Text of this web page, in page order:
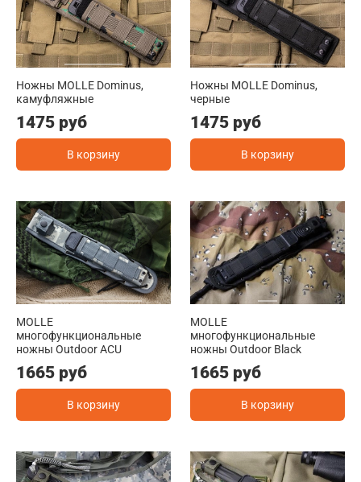
Ножны MOLLE Dominus,
камуфляжные
1475 руб
В корзину
Ножны MOLLE Dominus,
черные
1475 руб
В корзину
MOLLE
многофункциональные
ножны Outdoor ACU
1665 руб
В корзину
MOLLE
многофункциональные
ножны Outdoor Black
1665 руб
В корзину